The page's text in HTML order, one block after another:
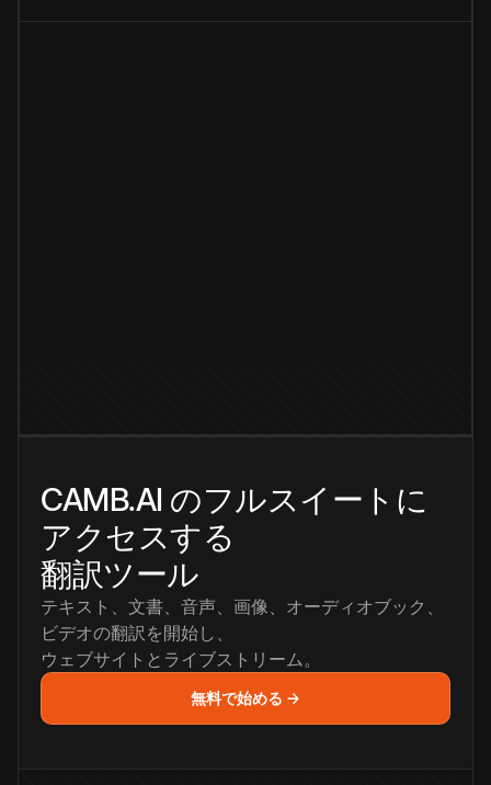
CAMB.AI のフルスイートに
アクセスする
翻訳ツール
テキスト、文書、音声、画像、オーディオブック、
ビデオの翻訳を開始し、
ウェブサイトとライブストリーム。
無料で始める →